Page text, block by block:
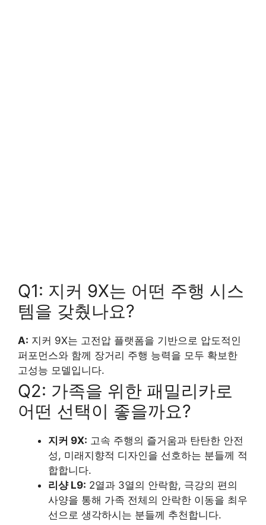
Q1: 지커 9X는 어떤 주행 시스
템을 갖췄나요?
A: 지커 9X는 고전압 플랫폼을 기반으로 압도적인
퍼포먼스와 함께 장거리 주행 능력을 모두 확보한
고성능 모델입니다.
Q2: 가족을 위한 패밀리카로
어떤 선택이 좋을까요?
지커 9X: 고속 주행의 즐거움과 탄탄한 안전
성, 미래지향적 디자인을 선호하는 분들께 적
합합니다.
리샹 L9: 2열과 3열의 안락함, 극강의 편의
사양을 통해 가족 전체의 안락한 이동을 최우
선으로 생각하시는 분들께 추천합니다.